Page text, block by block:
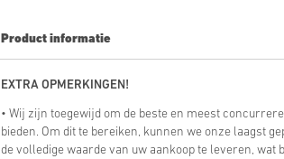
Product informatie
EXTRA OPMERKINGEN!
• Wij zijn toegewijd om de beste en meest
bieden. Om dit te bereiken, kunnen we onze laagst
de volledige waarde van uw aankoop te leveren, wat